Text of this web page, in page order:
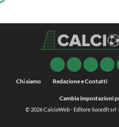
Chi siamo Redazione e Contatti
Cambia impostazioni
© 2026CalcioWeb- Editore Socedit srl